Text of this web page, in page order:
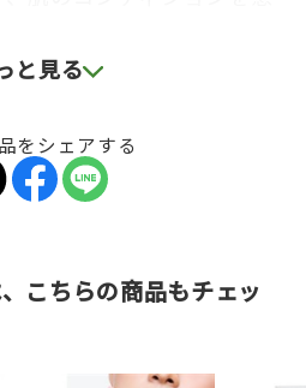
す。
と見る
をシェアする
こちらの商品もチェッ